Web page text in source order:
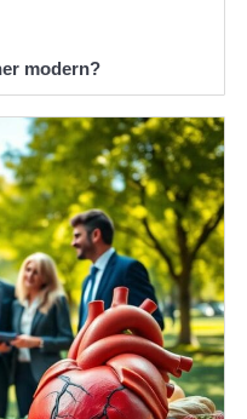
modern?